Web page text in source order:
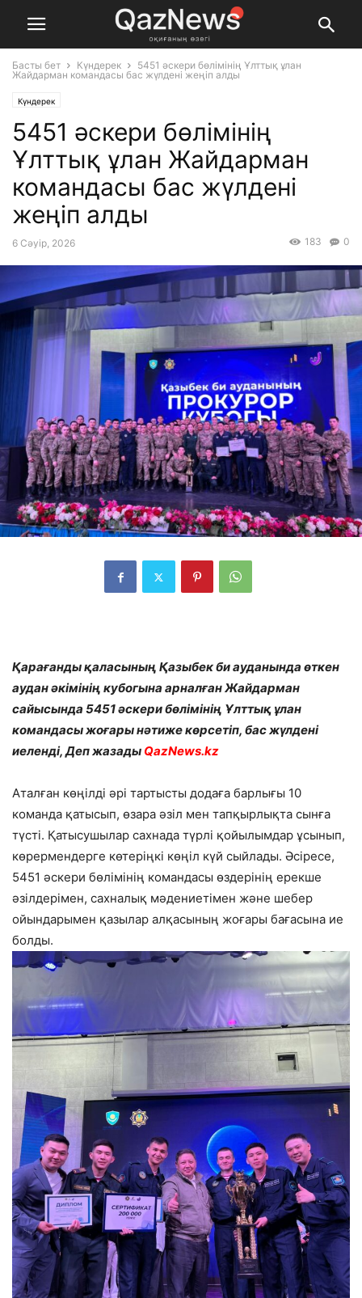
Басты бет Күндерек
5451 әскери бөлімінің Ұлттық ұлан
Жайдарман командасы бас жүлдені жеңіп алды
Күндерек
5451 әскери бөлімінің
Ұлттық ұлан Жайдарман
командасы бас жүлдені
жеңіп алды
6 Сәуір, 2026 0
183
Қарағанды қаласының Қазыбек би ауданында өткен
аудан әкімінің кубогына арналған Жайдарман
сайысында 5451 әскери бөлімінің Ұлттық ұлан
командасы жоғары нәтиже көрсетіп, бас жүлдені
иеленді, Деп жазады QazNews.kz
Аталған көңілді әрі тартысты додаға барлығы 10
команда қатысып, өзара әзіл мен тапқырлықта сынға
түсті. Қатысушылар сахнада түрлі қойылымдар ұсынып,
көрермендерге көтеріңкі көңіл күй сыйлады. Әсіресе,
5451 әскери бөлімінің командасы өздерінің ерекше
әзілдерімен, сахналық мәдениетімен және шебер
ойындарымен қазылар алқасының жоғары бағасына ие
болды.